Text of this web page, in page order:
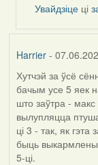
Увайдзіце ці
Harrier-
Хутчэй за ўсё
бачым усе 5 яек
што заўтра -
вылупляцца
ці 3 - так, як
быць
5-ці.